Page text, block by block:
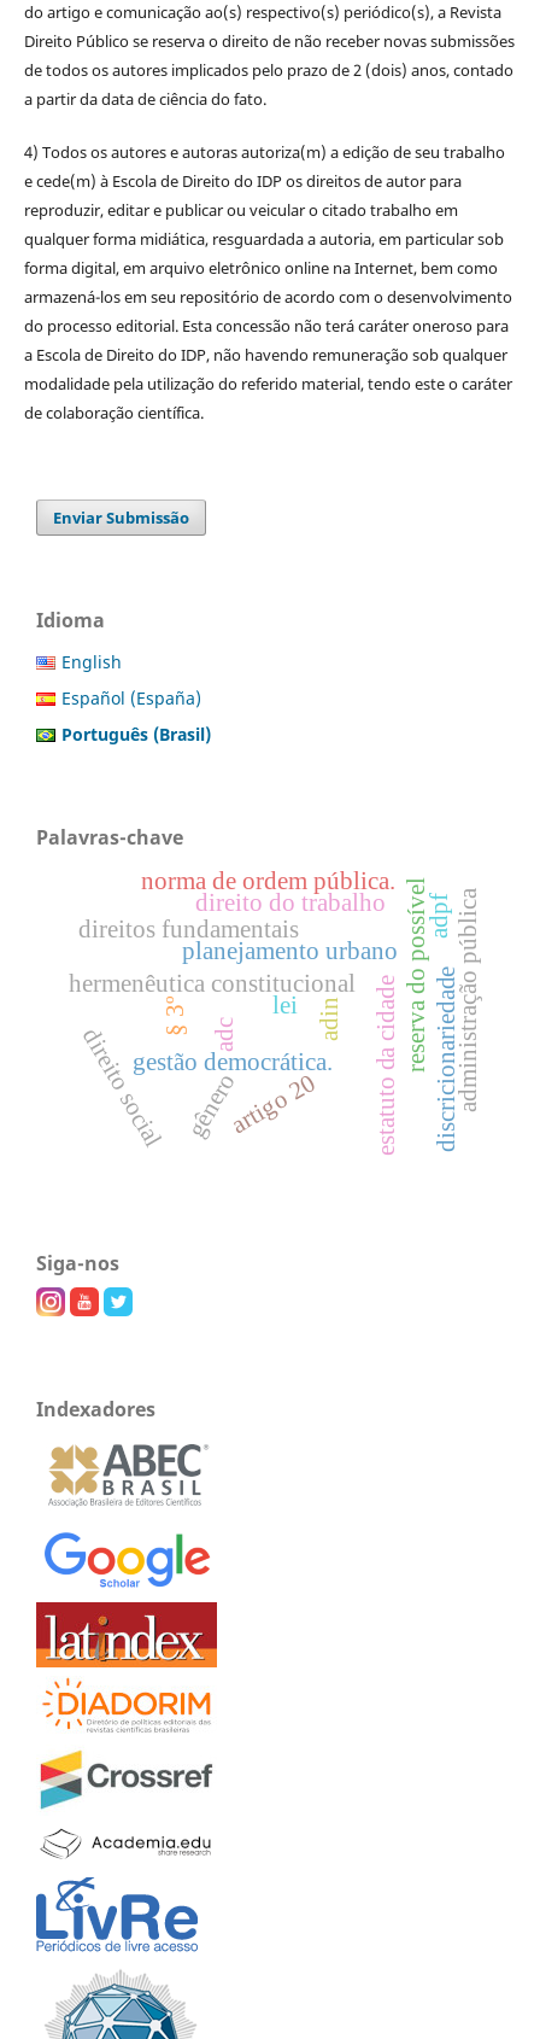
do artigo e comunicação ao(s) respectivo(s) periódico(s), a Revista
Direito Público se reserva o direito de não receber novas submissões
de todos os autores implicados pelo prazo de 2 (dois) anos, contado
a partir da data de ciência do fato.
4) Todos os autores e autoras autoriza(m) a edição de seu trabalho
e cede(m) à Escola de Direito do IDP os direitos de autor para
reproduzir, editar e publicar ou veicular o citado trabalho em
qualquer forma midiática, resguardada a autoria, em particular sob
forma digital, em arquivo eletrônico online na Internet, bem como
armazená-los em seu repositório de acordo com o desenvolvimento
do processo editorial. Esta concessão não terá caráter oneroso para
a Escola de Direito do IDP, não havendo remuneração sob qualquer
modalidade pela utilização do referido material, tendo este o caráter
de colaboração científica.
Enviar Submissão
Idioma
English
Español (España)
Português (Brasil)
Palavras-chave
planejamento urbano
hermenêutica constitucional estatuto da cidade
gestão democrática. reserva do possíveldiscricionariedade
lei
direitos fundamentais administração pública
direito social artigo 20
§ 3º
direito do trabalho
norma de ordem pública.
adc adin
adpf
gênero
Siga-nos
Indexadores